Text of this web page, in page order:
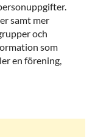
samt mer
och
som
en förening,